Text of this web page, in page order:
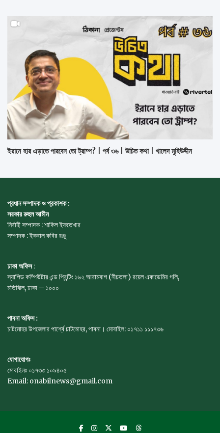
ইরানে হার এড়াতে পারবেন তো ট্রাম্প? | পর্ব ৩৬ | উচিত কথা | খালেদ মুহিউদ্দীন
প্রধান সম্পাদক ও প্রকাশক :
সরকার রুহুল আমীন
নির্বাহী সম্পাদক : শাকিল ইফতেখার
সম্পাদক : ইকবাল কবির রঞ্জু
ঢাকা অফিস:
স্যাপিড কম্পিউটার এন্ড প্রিন্টিং ১৬২ আরামবাগ (নীচতলা) রয়েল একাডেমির গলি,
মতিঝিল, ঢাকা – ১০০০
পাবনা অফিস :
চাটমোহর উপজেলার পার্শ্বে চাটমোহর, পাবনা। মোবাইল: ০১৭১১ ১১১৭৩৬
যোগাযোগঃ
মোবাইলঃ ০১৭৩৩ ১০৯৪০৫
Email: onabilnews@gmail.com